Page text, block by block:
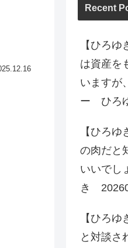
Recent
【ひろ
は資産を
いますが
ー ひろ
【ひろ
の肉だと
いいでし
き
【ひろ
と対談さ